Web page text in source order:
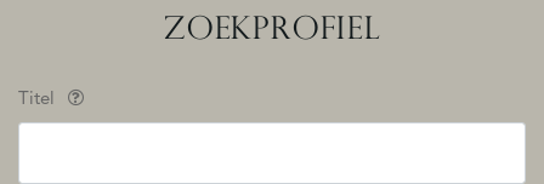
ZOEKPROFIEL
Titel